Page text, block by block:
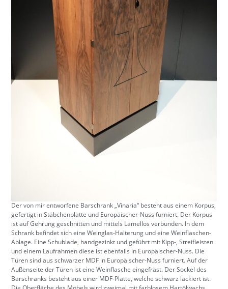
Der von mir entworfene Barschrank „Vinaria“ besteht aus einem Korpus,
gefertigt in Stäbchenplatte und Europäischer-Nuss furniert. Der Korpus
ist auf Gehrung geschnitten und mittels Lamellos verbunden. In dem
Schrank befindet sich eine Weinglas-Halterung und eine Weinflaschen-
Ablage. Eine Schublade, handgezinkt und geführt mit Kipp-, Streifleisten
und einem Laufrahmen diese ist ebenfalls in Europäischer-Nuss. Die
Türen sind aus schwarzer MDF in Europäischer-Nuss furniert. Auf der
Außenseite der Türen ist eine Weinflasche eingefräst. Der Sockel des
Barschranks besteht aus einer MDF-Platte, welche schwarz lackiert ist.